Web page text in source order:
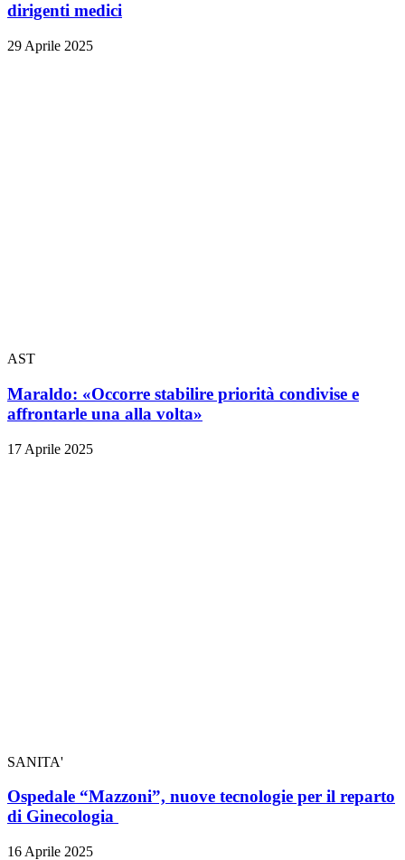
dirigenti medici
29 Aprile 2025
AST
Maraldo: «Occorre stabilire priorità condivise e
affrontarle una alla volta»
17 Aprile 2025
SANITA'
Ospedale “Mazzoni”, nuove tecnologie per il reparto
di Ginecologia
16 Aprile 2025